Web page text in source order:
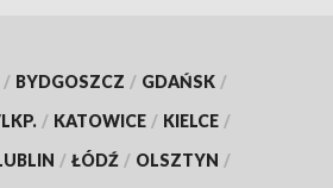
/ BYDGOSZCZ / GDAŃSK /
/ KATOWICE / KIELCE /
/ ŁÓDŹ / OLSZTYN /